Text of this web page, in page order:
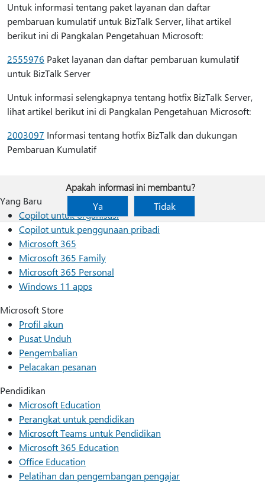
Untuk informasi tentang paket layanan dan daftar
pembaruan kumulatif untuk BizTalk Server, lihat artikel
berikut ini di Pangkalan Pengetahuan Microsoft:
2555976 Paket layanan dan daftar pembaruan kumulatif
untuk BizTalk Server
Untuk informasi selengkapnya tentang hotfix BizTalk Server,
lihat artikel berikut ini di Pangkalan Pengetahuan Microsoft:
2003097 Informasi tentang hotfix BizTalk dan dukungan
Pembaruan Kumulatif
Apakah informasi ini membantu?
Ya
Tidak
Yang Baru
Copilot untuk organisasi
Copilot untuk penggunaan pribadi
Microsoft 365
Microsoft 365 Family
Microsoft 365 Personal
Windows 11 apps
Microsoft Store
Profil akun
Pusat Unduh
Pengembalian
Pelacakan pesanan
Pendidikan
Microsoft Education
Perangkat untuk pendidikan
Microsoft Teams untuk Pendidikan
Microsoft 365 Education
Office Education
Pelatihan dan pengembangan pengajar